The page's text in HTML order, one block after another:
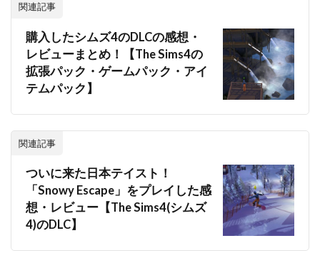
関連記事
購入したシムズ4のDLCの感想・
レビューまとめ！【The Sims4の
拡張パック・ゲームパック・アイ
テムパック】
関連記事
ついに来た日本テイスト！
「Snowy Escape」をプレイした感
想・レビュー【The Sims4(シムズ
4)のDLC】